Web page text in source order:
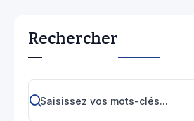
Rechercher